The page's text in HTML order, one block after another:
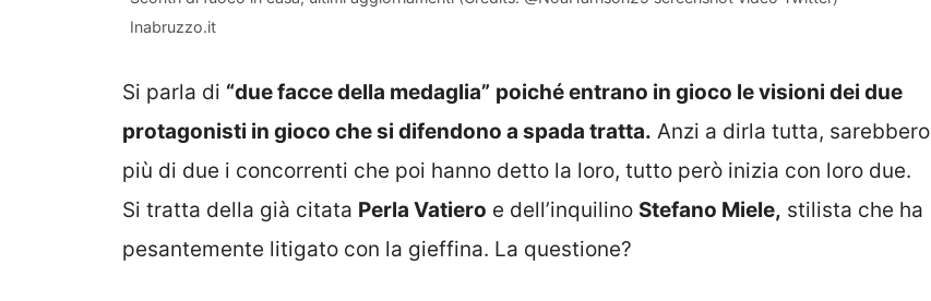
Inabruzzo.it
Si parla di “due facce della medaglia” poiché entrano in gioco le visioni dei due
protagonisti in gioco che si difendono a spada tratta. Anzi a dirla tutta, sarebbero
più di due i concorrenti che poi hanno detto la loro, tutto però inizia con loro due.
Si tratta della già citata Perla Vatiero e dell’inquilino Stefano Miele, stilista che ha
pesantemente litigato con la gieffina. La questione?